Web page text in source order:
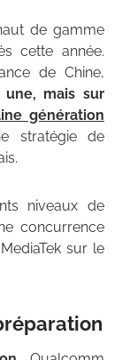
de gamme
cette année.
de Chine,
mais sur
génération
stratégie de
niveaux de
concurrence
sur le